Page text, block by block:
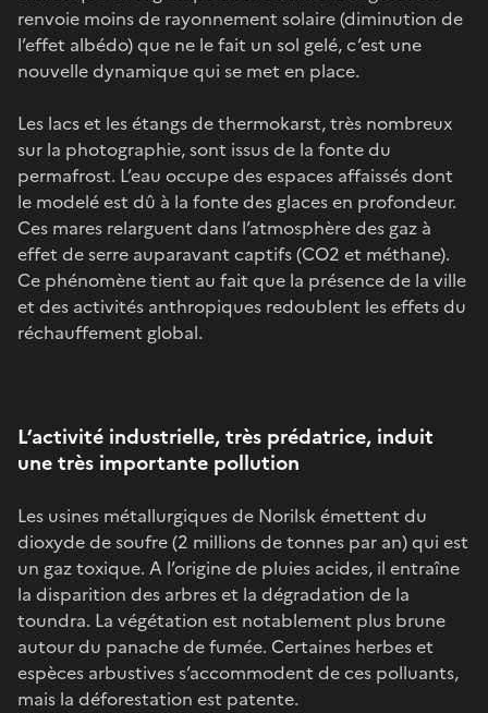
renvoie moins de rayonnement solaire (diminution de
l’effet albédo) que ne le fait un sol gelé, c’est une
nouvelle dynamique qui se met en place.
Les lacs et les étangs de thermokarst, très nombreux
sur la photographie, sont issus de la fonte du
permafrost. L’eau occupe des espaces affaissés dont
le modelé est dû à la fonte des glaces en profondeur.
Ces mares relarguent dans l’atmosphère des gaz à
effet de serre auparavant captifs (CO2 et méthane).
Ce phénomène tient au fait que la présence de la ville
et des activités anthropiques redoublent les effets du
réchauffement global.
L’activité industrielle, très prédatrice, induit
une très importante pollution
Les usines métallurgiques de Norilsk émettent du
dioxyde de soufre (2 millions de tonnes par an) qui est
un gaz toxique. A l’origine de pluies acides, il entraîne
la disparition des arbres et la dégradation de la
toundra. La végétation est notablement plus brune
autour du panache de fumée. Certaines herbes et
espèces arbustives s’accommodent de ces polluants,
mais la déforestation est patente.